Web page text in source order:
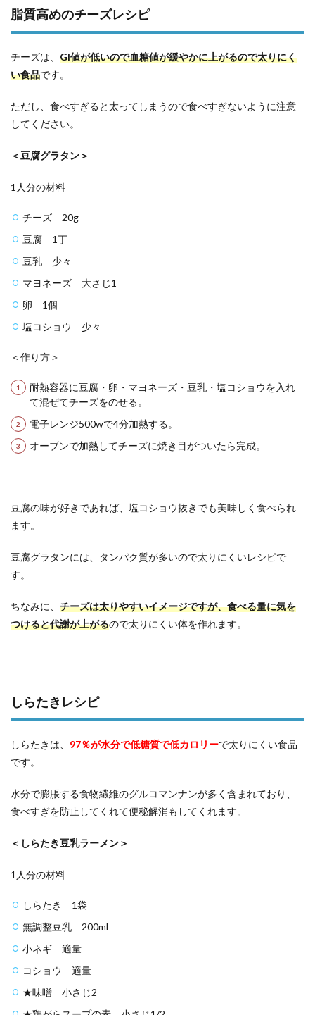
脂質高めのチーズレシピ
チーズは、 GI値が低いので血糖値が緩やかに上がるので太りにく
い食品です。
ただし、食べすぎると太ってしまうので食べすぎないように注意
してください。
＜豆腐グラタン＞
1人分の材料
チーズ 20g
豆腐 1丁
豆乳 少々
マヨネーズ 大さじ1
卵 1個
塩コショウ 少々
＜作り方＞
耐熱容器に豆腐・卵・マヨネーズ・豆乳・塩コショウを入れ
て混ぜてチーズをのせる。
電子レンジ500wで4分加熱する。
オーブンで加熱してチーズに焼き目がついたら完成。
豆腐の味が好きであれば、塩コショウ抜きでも美味しく食べられ
ます。
豆腐グラタンには、タンパク質が多いので太りにくいレシピで
す。
ちなみに、 チーズは太りやすいイメージですが、食べる量に気を
つけると代謝が上がるので太りにくい体を作れます。
しらたきレシピ
しらたきは、 97％が水分で低糖質で低カロリーで太りにくい食品
です。
水分で膨脹する食物繊維のグルコマンナンが多く含まれており、
食べすぎを防止してくれて便秘解消もしてくれます。
＜しらたき豆乳ラーメン＞
1人分の材料
しらたき 1袋
無調整豆乳 200ml
小ネギ 適量
コショウ 適量
★味噌 小さじ2